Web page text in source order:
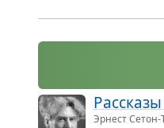
Эрнест Сетон-